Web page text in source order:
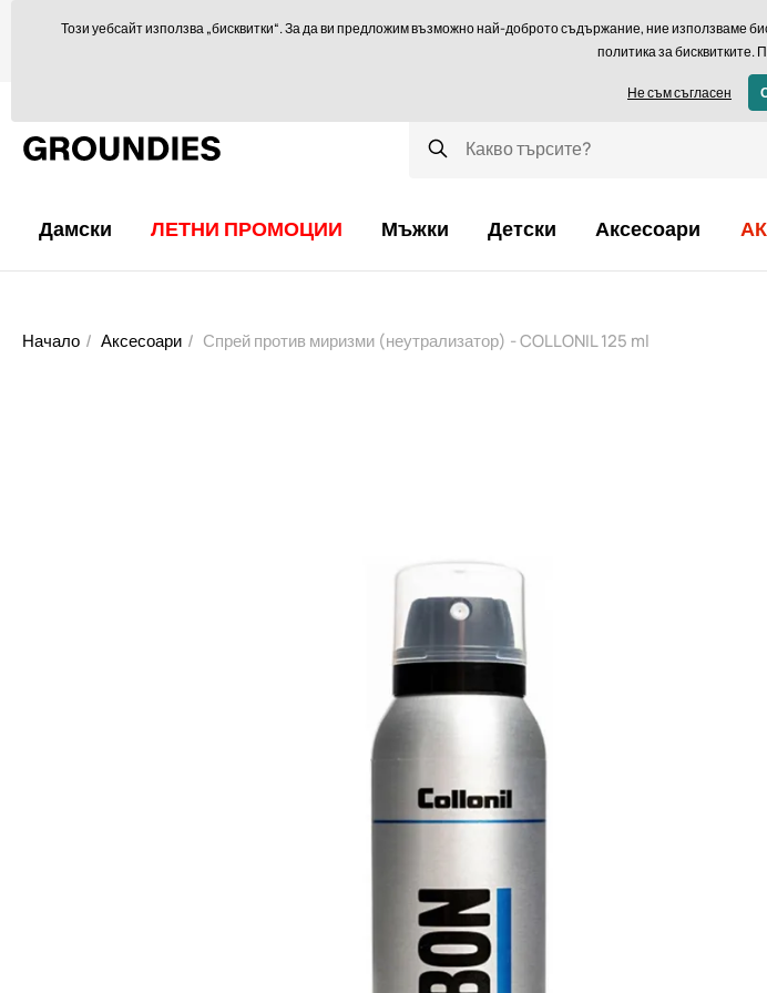
Ще се радваме да ви посъветваме тукorders@groundies.cz
Дамски ЛЕТНИ ПРОМОЦИИ Мъжки Детски Аксесоари
Начало Аксесоари Спрей против миризми (неутрализатор) - COLLONIL 125 ml
Този уебсайт използва „бисквитки“. За да ви предложим възможно най-доброто съдържание, ние използваме
политика за бисквитките.
Не съм съгласен